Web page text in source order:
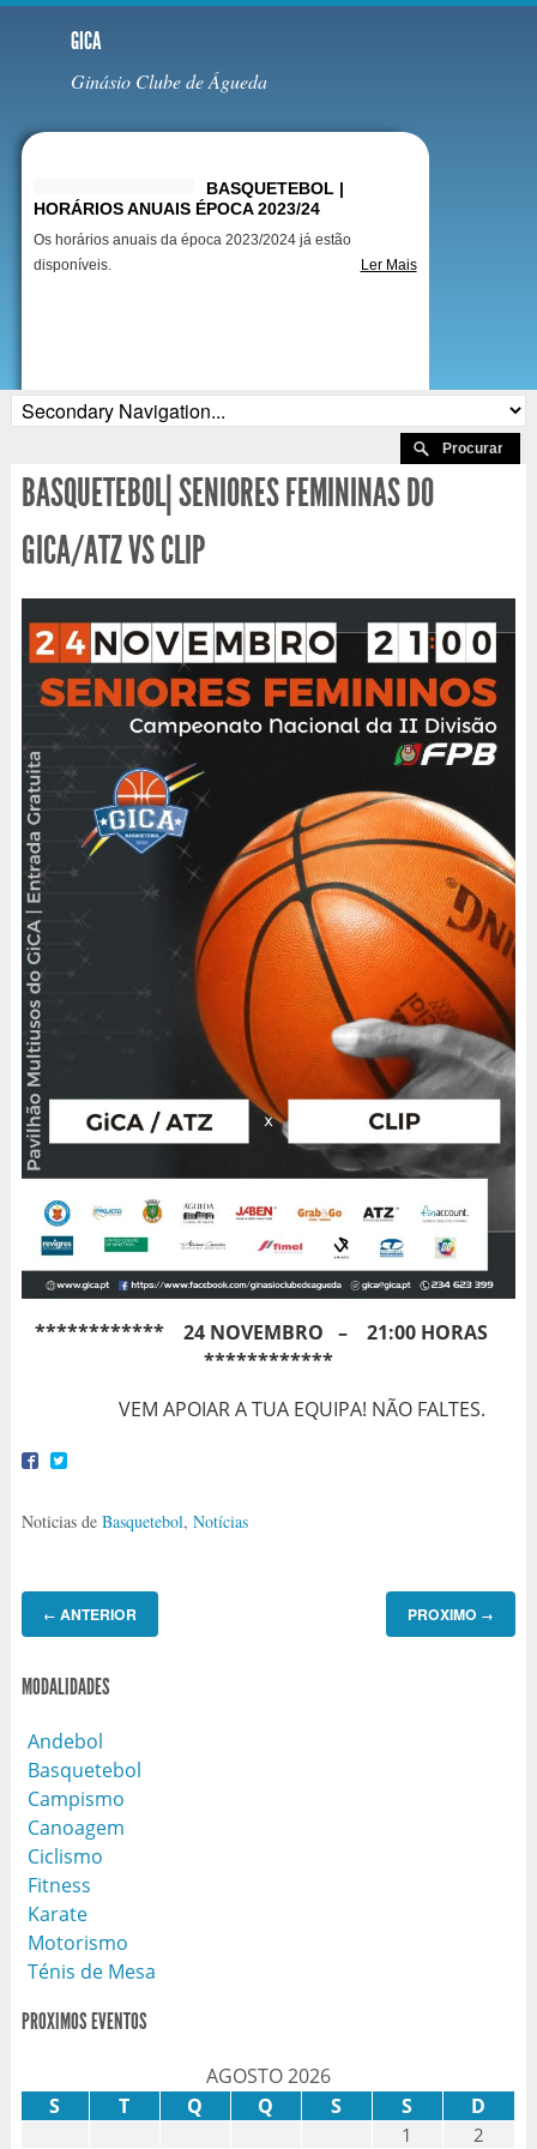
GICA
Ginásio Clube de Águeda
BASQUETEBOL |
HORÁRIOS ANUAIS ÉPOCA 2023/24
Os horários anuais da época 2023/2024 já estão
disponíveis.
Ler Mais
BASQUETEBOL| SENIORES FEMININAS DO
GICA/ATZ VS CLIP
************ 24 NOVEMBRO – 21:00 HORAS
************
VEM APOIAR A TUA EQUIPA! NÃO FALTES.
Noticias de Basquetebol, Notícias
← ANTERIOR PROXIMO →
MODALIDADES
Andebol
Basquetebol
Campismo
Canoagem
Ciclismo
Fitness
Karate
Motorismo
Ténis de Mesa
PROXIMOS EVENTOS
AGOSTO 2026
S
T Q Q S S D
1 2